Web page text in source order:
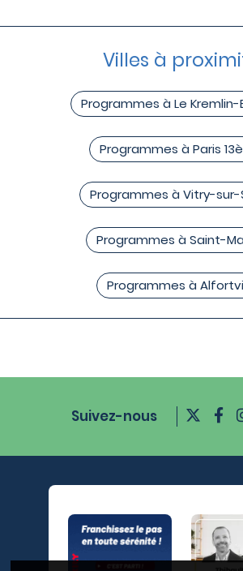
Villes à
Programmes à Le
Programmes à Paris
Programmes à Vitry-sur-
Programmes à Saint-
Programmes à
Suivez-nous